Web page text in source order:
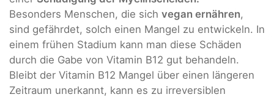
Besonders Menschen, die sich vegan ernähren,
sind gefährdet, solch einen Mangel zu entwickeln. In
einem frühen Stadium kann man diese Schäden
durch die Gabe von Vitamin B12 gut behandeln.
Bleibt der Vitamin B12 Mangel über einen längeren
Zeitraum unerkannt, kann es zu irreversiblen